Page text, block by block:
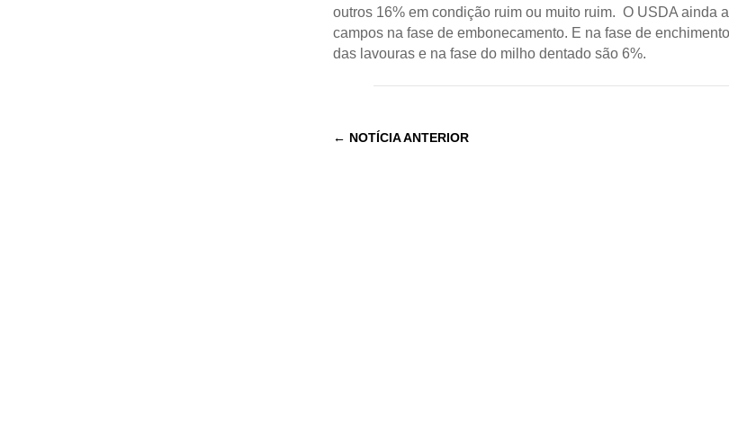
outros 16% em condição ruim ou muito ruim. O USDA ainda
campos na fase de embonecamento. E na fase de
das lavouras e na fase do milho dentado são 6%.
← NOTÍCIA ANTERIOR